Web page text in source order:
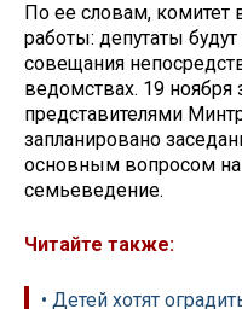
По ее словам,
работы: депутаты
совещания
ведомствах. 19 ноября
представителями
запланировано
основным вопросом на
семьеведение.
Читайте также:
• Детей хотят